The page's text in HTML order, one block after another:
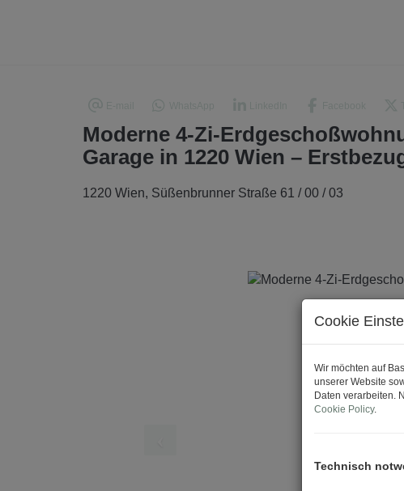
Moderne 4-Zi-
Garage in 1220 Wien –
1220 Wien, Süßenbrunner Straße 61 / 00 / 03
Cookie
Wir möchten auf
unserer Website
Daten verarbeiten.
Cookie Policy.
Technisch